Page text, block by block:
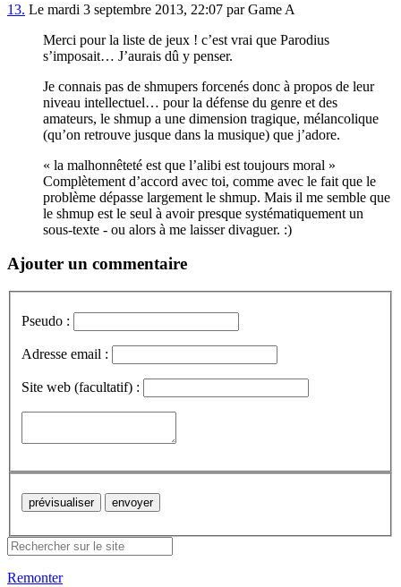
13. Le mardi 3 septembre 2013, 22:07 par Game A
Merci pour la liste de jeux ! c’est vrai que Parodius
s’imposait… J’aurais dû y penser.
Je connais pas de shmupers forcenés donc à propos de leur
niveau intellectuel… pour la défense du genre et des
amateurs, le shmup a une dimension tragique, mélancolique
(qu’on retrouve jusque dans la musique) que j’adore.
« la malhonnêteté est que l’alibi est toujours moral »
Complètement d’accord avec toi, comme avec le fait que le
problème dépasse largement le shmup. Mais il me semble que
le shmup est le seul à avoir presque systématiquement un
sous-texte - ou alors à me laisser divaguer. :)
Ajouter un commentaire
Pseudo :
Adresse email :
Site web (facultatif) :
Remonter